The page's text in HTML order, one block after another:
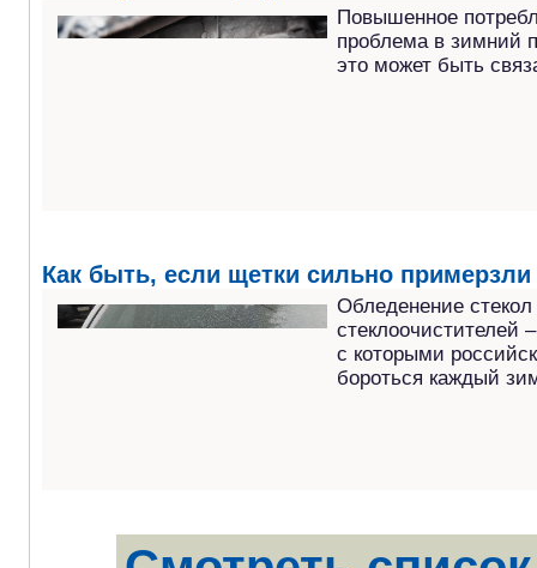
Повышенное
проблема в зимний
это может быть
Как быть, если щетки сильно примерзли
Обледенение
стеклоочистителей
с которыми
бороться каждый